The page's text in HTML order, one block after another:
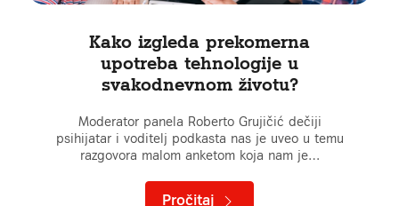
Kako izgleda prekomerna
upotreba tehnologije u
svakodnevnom životu?
Moderator panela Roberto Grujičić dečiji
psihijatar i voditelj podkasta nas je uveo u temu
razgovora malom anketom koja nam je…
Pročitaj